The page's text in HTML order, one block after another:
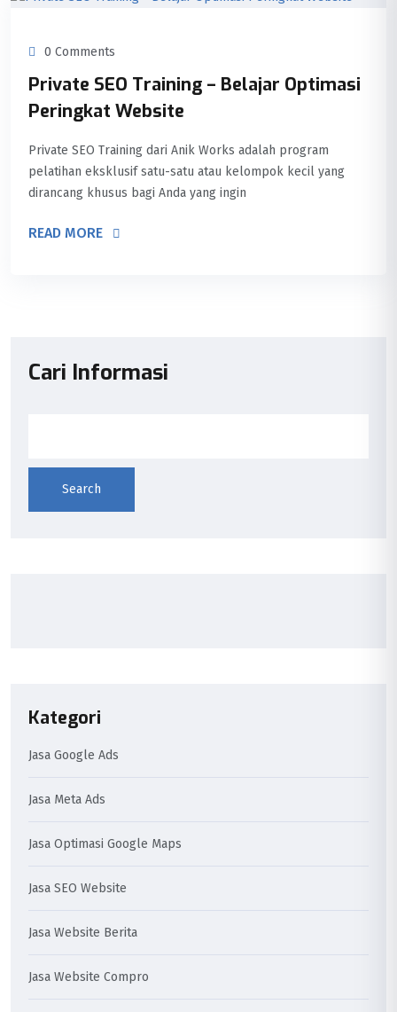
0 Comments
Private SEO Training – Belajar Optimasi
Peringkat Website
Private SEO Training dari Anik Works adalah program
pelatihan eksklusif satu-satu atau kelompok kecil yang
dirancang khusus bagi Anda yang ingin
READ MORE
Cari Informasi
Search
Kategori
Jasa Google Ads
Jasa Meta Ads
Jasa Optimasi Google Maps
Jasa SEO Website
Jasa Website Berita
Jasa Website Compro